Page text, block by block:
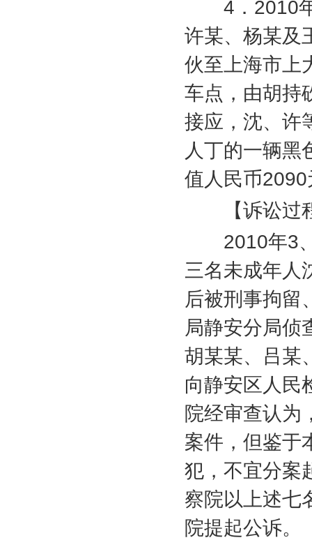
4 ． 2010
许某、杨某及
伙至上海市上
车点，由胡持
接应，沈、许
人丁的一辆黑
值人民币2090
【诉讼过
2010年3
三名未成年人
后被刑事拘留
局静安分局侦
胡某某、吕某
向静安区人民
院经审查认为
案件，但鉴于
犯，不宜分案
察院以上述七
院提起公诉。